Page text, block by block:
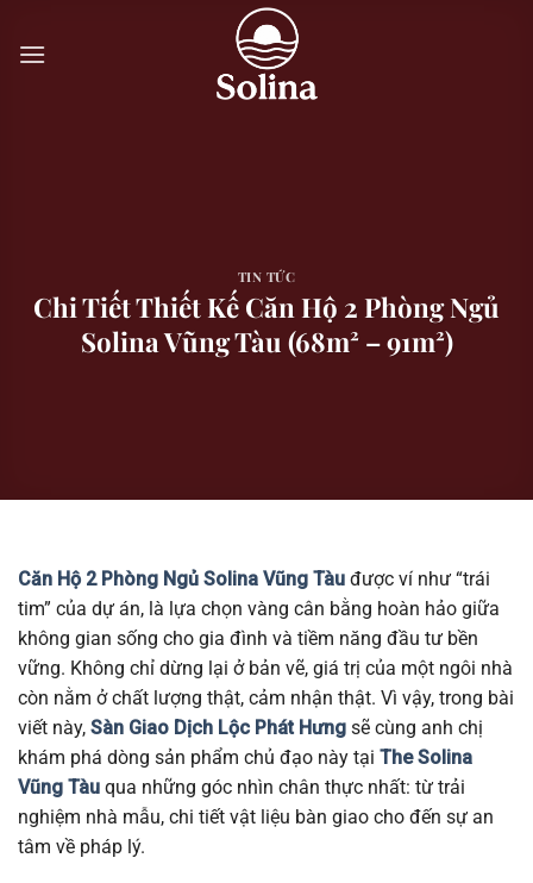
TIN TỨC
Chi Tiết Thiết Kế Căn Hộ 2 Phòng Ngủ
Solina Vũng Tàu (68m² – 91m²)
Căn Hộ 2 Phòng Ngủ Solina Vũng Tàu được ví như “trái
tim” của dự án, là lựa chọn vàng cân bằng hoàn hảo giữa
không gian sống cho gia đình và tiềm năng đầu tư bền
vững. Không chỉ dừng lại ở bản vẽ, giá trị của một ngôi nhà
còn nằm ở chất lượng thật, cảm nhận thật. Vì vậy, trong bài
viết này, Sàn Giao Dịch Lộc Phát Hưng sẽ cùng anh chị
khám phá dòng sản phẩm chủ đạo này tại The Solina
Vũng Tàu qua những góc nhìn chân thực nhất: từ trải
nghiệm nhà mẫu, chi tiết vật liệu bàn giao cho đến sự an
tâm về pháp lý.